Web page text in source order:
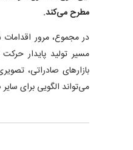
مطرح می‌کند.
در مجموع، مرور
مسیر تولید پایدار
می‌تواند الگویی برای